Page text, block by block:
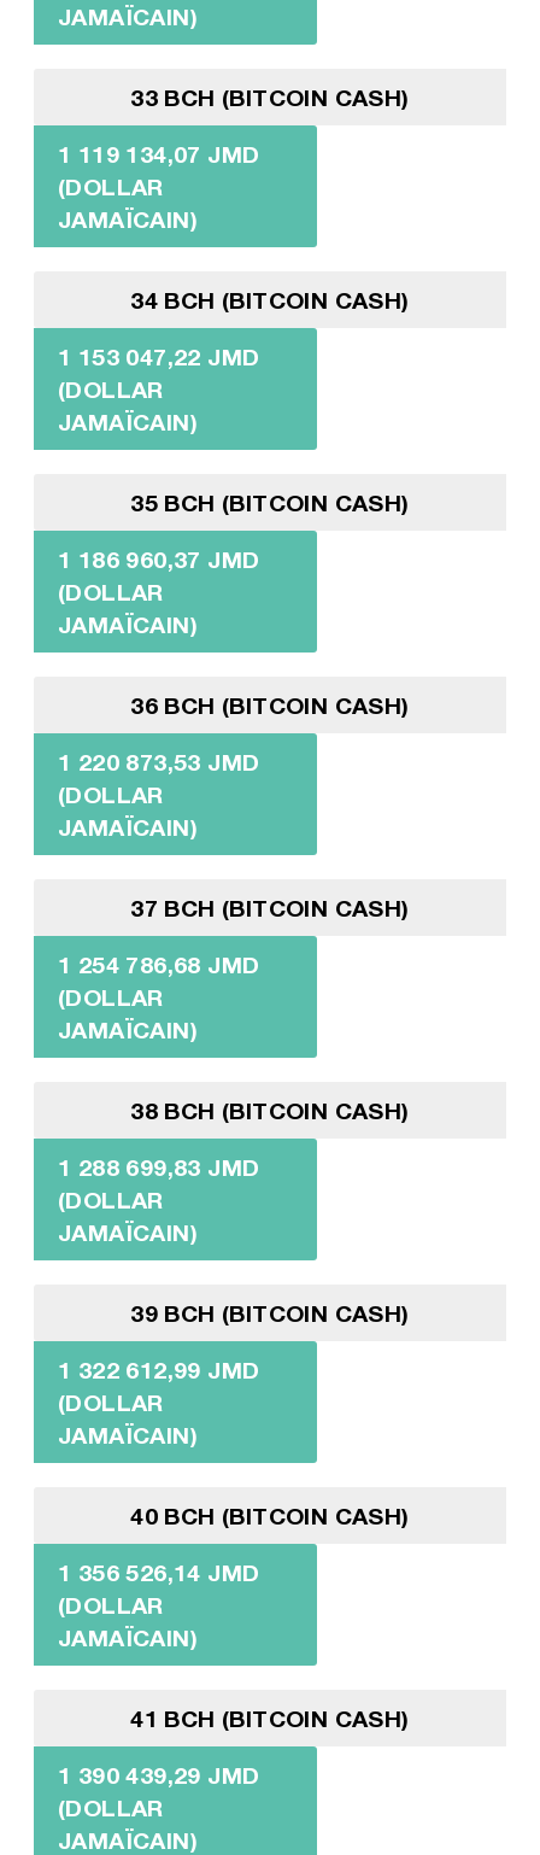
JAMAÏCAIN)
33 BCH (BITCOIN CASH)
1 119 134,07 JMD
(DOLLAR
JAMAÏCAIN)
34 BCH (BITCOIN CASH)
1 153 047,22 JMD
(DOLLAR
JAMAÏCAIN)
35 BCH (BITCOIN CASH)
1 186 960,37 JMD
(DOLLAR
JAMAÏCAIN)
36 BCH (BITCOIN CASH)
1 220 873,53 JMD
(DOLLAR
JAMAÏCAIN)
37 BCH (BITCOIN CASH)
1 254 786,68 JMD
(DOLLAR
JAMAÏCAIN)
38 BCH (BITCOIN CASH)
1 288 699,83 JMD
(DOLLAR
JAMAÏCAIN)
39 BCH (BITCOIN CASH)
1 322 612,99 JMD
(DOLLAR
JAMAÏCAIN)
40 BCH (BITCOIN CASH)
1 356 526,14 JMD
(DOLLAR
JAMAÏCAIN)
41 BCH (BITCOIN CASH)
1 390 439,29 JMD
(DOLLAR
JAMAÏCAIN)